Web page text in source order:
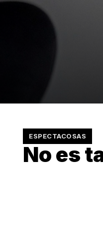
ESPECTACOSAS
No es